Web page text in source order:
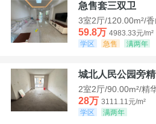
急售套三双卫
3室2厅/120.00m²/
59.8万 4983.33元/m²
学区
急售 满两年
城北人民公园旁
2室2厅/90.00m²/精
28万 3111.11元/m²
学区
满两年